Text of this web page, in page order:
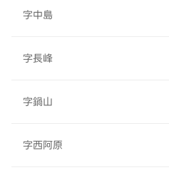
字中島
字長峰
字鍋山
字西阿原